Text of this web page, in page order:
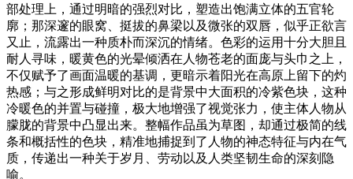
部处理上，通过明暗的强烈对比，塑造出饱满立体的五官轮
廓；那深邃的眼窝、挺拔的鼻梁以及微张的双唇，似乎正欲言
又止，流露出一种质朴而深沉的情绪。色彩的运用十分大胆且
耐人寻味，暖黄色的光晕倾洒在人物苍老的面庞与头巾之上，
不仅赋予了画面温暖的基调，更暗示着阳光在高原上留下的灼
热感；与之形成鲜明对比的是背景中大面积的冷紫色块，这种
冷暖色的并置与碰撞，极大地增强了视觉张力，使主体人物从
朦胧的背景中凸显出来。整幅作品虽为草图，却通过极简的线
条和概括性的色块，精准地捕捉到了人物的神态特征与内在气
质，传递出一种关于岁月、劳动以及人类坚韧生命的深刻隐
喻。